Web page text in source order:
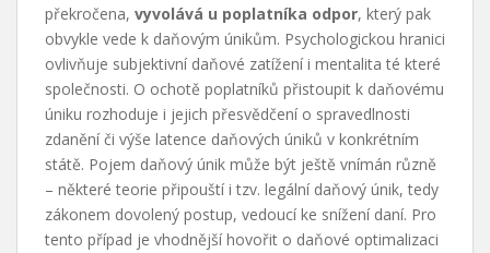
překročena, vyvolává u poplatníka odpor, který pak
obvykle vede k daňovým únikům. Psychologickou hranici
ovlivňuje subjektivní daňové zatížení i mentalita té které
společnosti. O ochotě poplatníků přistoupit k daňovému
úniku rozhoduje i jejich přesvědčení o spravedlnosti
zdanění či výše latence daňových úniků v konkrétním
státě. Pojem daňový únik může být ještě vnímán různě
– některé teorie připouští i tzv. legální daňový únik, tedy
zákonem dovolený postup, vedoucí ke snížení daní. Pro
tento případ je vhodnější hovořit o daňové optimalizaci